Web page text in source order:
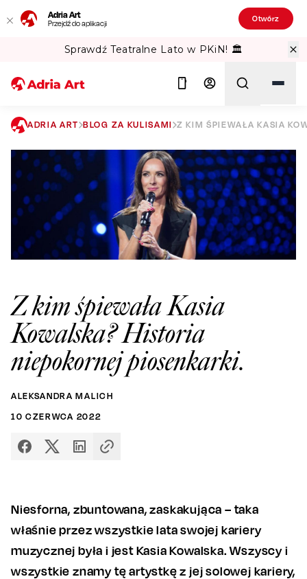
Adria Art
Przejdź do aplikacji Otwórz
Sprawdź Teatralne Lato w PKiN! 🏛️
Szukaj
ADRIA ART BLOG ZA KULISAMI Z KIM ŚPIEWAŁA KASIA
Z kim śpiewała Kasia
Kowalska? Historia
niepokornej piosenkarki.
ALEKSANDRA MALICH
10 CZERWCA 2022
Niesforna, zbuntowana, zaskakująca – taka
właśnie przez wszystkie lata swojej kariery
muzycznej była i jest Kasia Kowalska. Wszyscy i
wszystkie znamy tę artystkę z jej solowej kariery,